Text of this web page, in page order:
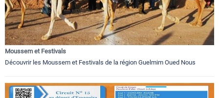
Moussem et Festivals
Découvrir les Moussem et Festivals de la région Guelmim Oued Nous